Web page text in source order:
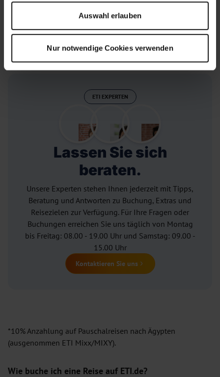
Auswahl erlauben
Nur notwendige Cookies verwenden
Persönliche Service-Hotline
Nur 10% Anzahlung
versichert durch den DSRF
ETI EXPERTEN
Lassen Sie sich
beraten.
Unsere Experten stehen Ihnen jederzeit mit Tipps,
Beratung und Antworten zu Buchung, Extras und
Reisezielen zur Verfügung. Für Ihre Fragen oder
Buchungen erreichen Sie uns täglich von Montag
bis Freitag: 08.00 - 19.00 Uhr und Samstag: 09.00 -
15.00 Uhr
Kontaktieren Sie uns
*10% Anzahlung auf Pauschalreisen nach Ägypten
(ausgenommen ETI Mixx/MIXY).
Wie buche ich eine Reise auf ETI.de?